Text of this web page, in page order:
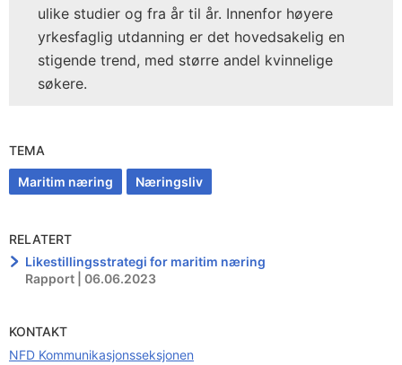
ulike studier og fra år til år. Innenfor høyere
yrkesfaglig utdanning er det hovedsakelig en
stigende trend, med større andel kvinnelige
søkere.
TEMA
Maritim næring Næringsliv
RELATERT
Likestillingsstrategi for maritim næring
Rapport | 06.06.2023
KONTAKT
NFD Kommunikasjonsseksjonen